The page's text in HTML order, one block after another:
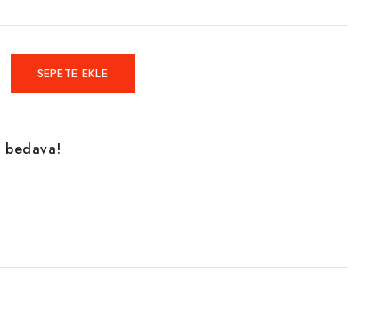
SEPETE EKLE
bedava!